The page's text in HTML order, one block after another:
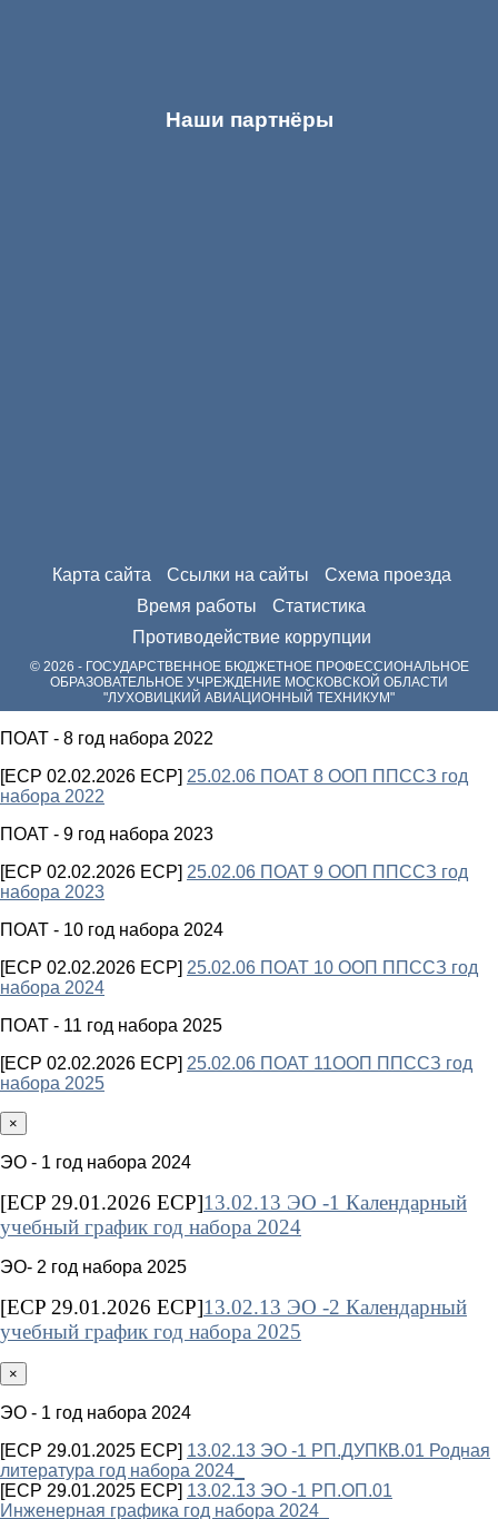
Наши партнёры
Карта сайта Ссылки на сайты
Схема проезда
Время работы
Статистика
Противодействие коррупции
© 2026 - ГОСУДАРСТВЕННОЕ БЮДЖЕТНОЕ ПРОФЕССИОНАЛЬНОЕ
ОБРАЗОВАТЕЛЬНОЕ УЧРЕЖДЕНИЕ МОСКОВСКОЙ ОБЛАСТИ
"ЛУХОВИЦКИЙ АВИАЦИОННЫЙ ТЕХНИКУМ"
ПОАТ - 8 год набора 2022
[ECP 02.02.2026 ECP] 25.02.06 ПОАТ 8 ООП ППССЗ год
набора 2022
ПОАТ - 9 год набора 2023
[ECP 02.02.2026 ECP] 25.02.06 ПОАТ 9 ООП ППССЗ год
набора 2023
ПОАТ - 10 год набора 2024
[ECP 02.02.2026 ECP] 25.02.06 ПОАТ 10 ООП ППССЗ год
набора 2024
ПОАТ - 11 год набора 2025
[ECP 02.02.2026 ECP] 25.02.06 ПОАТ 11ООП ППССЗ год
набора 2025
×
ЭО - 1 год набора 2024
[ECP 29.01.2026 ECP]13.02.13 ЭО -1 Календарный
учебный график год набора 2024
ЭО- 2 год набора 2025
[ECP 29.01.2026 ECP]13.02.13 ЭО -2 Календарный
учебный график год набора 2025
×
ЭО - 1 год набора 2024
[ECP 29.01.2025 ECP] 13.02.13 ЭО -1 РП.ДУПКВ.01 Родная
литература год набора 2024_
[ECP 29.01.2025 ECP] 13.02.13 ЭО -1 РП.ОП.01
Инженерная графика год набора 2024_